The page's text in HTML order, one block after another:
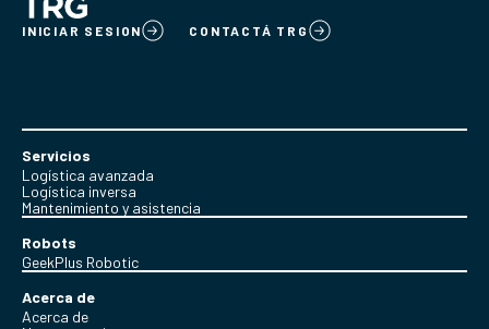
INICIAR SESION CONTACTÁ TRG
Servicios
Logística avanzada
Logística inversa
Mantenimiento y asistencia
Robots
GeekPlus Robotic
Acerca de
Acerca de